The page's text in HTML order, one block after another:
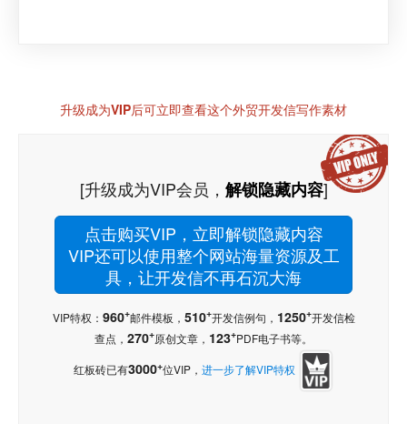
升级成为VIP后可立即查看这个外贸开发信写作素材
[升级成为VIP会员， 解锁隐藏内容]
点击购买VIP，立即解锁隐藏内容
VIP还可以使用整个网站海量资源及工
具，让开发信不再石沉大海
VIP特权： 960+邮件模板， 510+开发信例句， 1250+开发信检
查点， 270+原创文章， 123+PDF电子书等。
红板砖已有3000+位VIP， 进一步了解VIP特权